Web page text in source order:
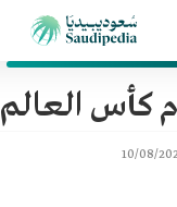
العالم 2034
10/08/